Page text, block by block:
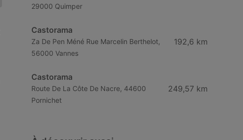
29000 Quimper
Castorama
Za De Pen Méné Rue Marcelin Berthelot,
56000 Vannes
192,6 km
Castorama
Route De La Côte De Nacre, 44600
Pornichet
249,57 km